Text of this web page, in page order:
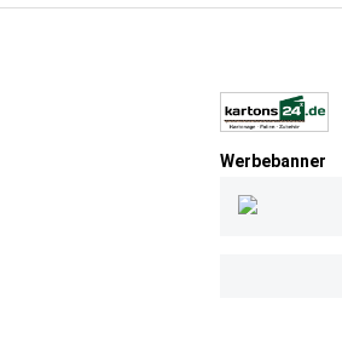
Werbebanner